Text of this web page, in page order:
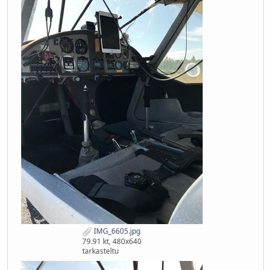
IMG_6605.jpg
79.91 kt, 480x640
tarkasteltu